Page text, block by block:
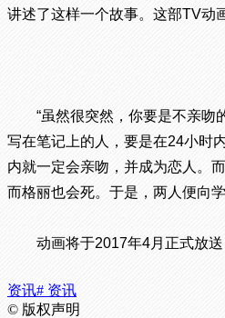
讲述了这样一个故事。这部TV动
“虽然很突然，你要是不亲
写在笔记上的人，要是在24小时
内就一定会亲吻，并成为恋人。
而格丽也会死。于是，两人便向
动画将于2017年4月正式放
资讯# 资讯
© 版权声明